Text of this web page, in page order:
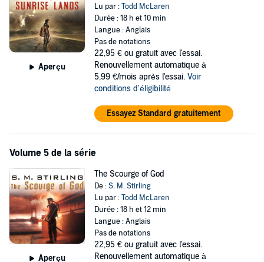
Aperçu
Lu par :Todd McLaren
Durée : 18 h et 10 min
Langue : Anglais
Pas de notations
22,95 € ou gratuit avec l'essai.
Renouvellement automatique à
5,99 €/mois après l'essai. Voir
conditions d'éligibilité
Essayez Standard gratuitement
Volume 5 de la série
Aperçu
The Scourge of God
De :S. M. Stirling
Lu par :Todd McLaren
Durée : 18 h et 12 min
Langue : Anglais
Pas de notations
22,95 € ou gratuit avec l'essai.
Renouvellement automatique à